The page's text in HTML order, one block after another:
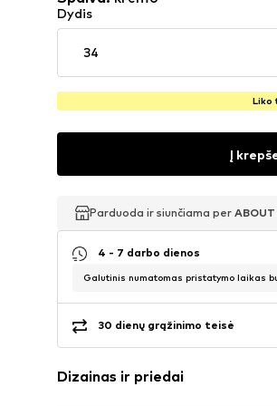
Dydis
34
Liko
Į
Parduoda ir siunčiama per ABOUT
Parduoda ir siunčiama per ABOUT
Parduoda ir siunčiama per ABOUT
4 - 7 darbo dienos
Galutinis numatomas pristatymo laikas
30 dienų grąžinimo teisė
Dizainas ir priedai